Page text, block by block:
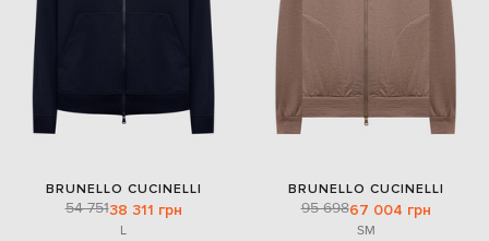
BRUNELLO CUCINELLI
54 75138 311 грн
L
BRUNELLO CUCINELLI
95 69867 004 грн
SM